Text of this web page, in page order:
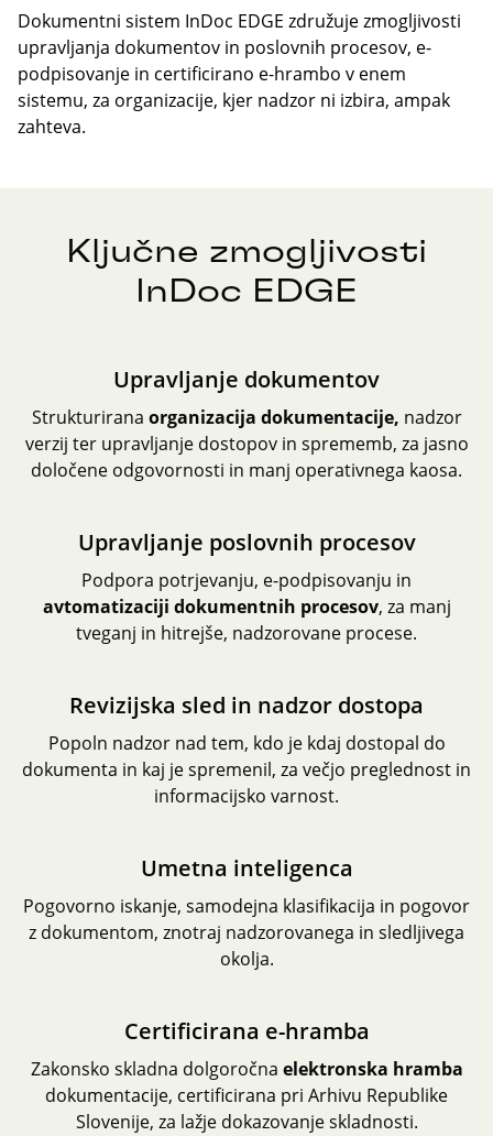
Dokumentni sistem InDoc EDGE združuje zmogljivosti
upravljanja dokumentov in poslovnih procesov, e-
podpisovanje in certificirano e-hrambo v enem
sistemu, za organizacije, kjer nadzor ni izbira, ampak
zahteva.
Ključne zmogljivosti
InDoc EDGE
Upravljanje dokumentov
Strukturirana organizacija dokumentacije, nadzor
verzij ter upravljanje dostopov in sprememb, za jasno
določene odgovornosti in manj operativnega kaosa.
Upravljanje poslovnih procesov
Podpora potrjevanju, e-podpisovanju in
avtomatizaciji dokumentnih procesov, za manj
tveganj in hitrejše, nadzorovane procese.
Revizijska sled in nadzor dostopa
Popoln nadzor nad tem, kdo je kdaj dostopal do
dokumenta in kaj je spremenil, za večjo preglednost in
informacijsko varnost.
Umetna inteligenca
Pogovorno iskanje, samodejna klasifikacija in pogovor
z dokumentom, znotraj nadzorovanega in sledljivega
okolja.
Certificirana e-hramba
Zakonsko skladna dolgoročna elektronska hramba
dokumentacije, certificirana pri Arhivu Republike
Slovenije, za lažje dokazovanje skladnosti.